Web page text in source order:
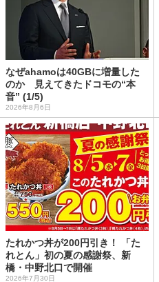
なぜahamoは40GBに増量した
のか 見えてきたドコモの“本
音” (1/5)
2026年8月6日
たれかつ丼が200円引き！ 「た
れとん」初の夏の感謝祭、新
橋・中野北口で開催
2026年7月30日